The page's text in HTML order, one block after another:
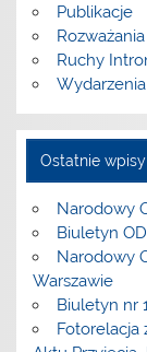
Publikacje
Ruchy
Wydarzenia
Ostatnie wpisy
Narodowy
Biuletyn
Narodowy
Warszawie
Biuletyn nr
Fotorelacja